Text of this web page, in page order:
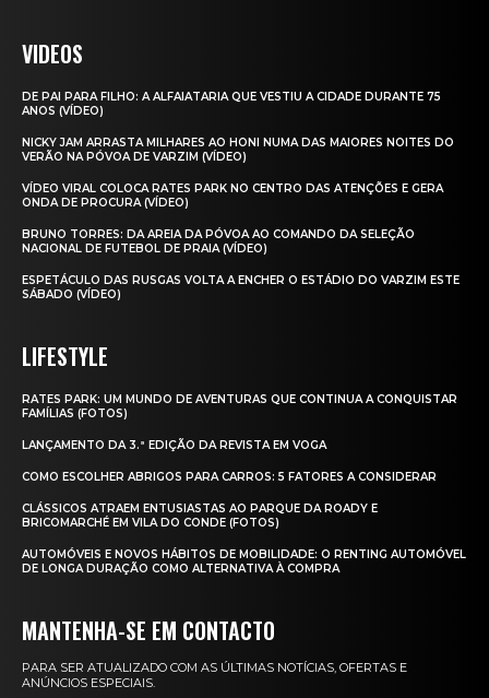
VIDEOS
DE PAI PARA FILHO: A ALFAIATARIA QUE VESTIU A CIDADE DURANTE 75
ANOS (VÍDEO)
NICKY JAM ARRASTA MILHARES AO HONI NUMA DAS MAIORES NOITES DO
VERÃO NA PÓVOA DE VARZIM (VÍDEO)
VÍDEO VIRAL COLOCA RATES PARK NO CENTRO DAS ATENÇÕES E GERA
ONDA DE PROCURA (VÍDEO)
BRUNO TORRES: DA AREIA DA PÓVOA AO COMANDO DA SELEÇÃO
NACIONAL DE FUTEBOL DE PRAIA (VÍDEO)
ESPETÁCULO DAS RUSGAS VOLTA A ENCHER O ESTÁDIO DO VARZIM ESTE
SÁBADO (VÍDEO)
LIFESTYLE
RATES PARK: UM MUNDO DE AVENTURAS QUE CONTINUA A CONQUISTAR
FAMÍLIAS (FOTOS)
LANÇAMENTO DA 3.ª EDIÇÃO DA REVISTA EM VOGA
COMO ESCOLHER ABRIGOS PARA CARROS: 5 FATORES A CONSIDERAR
CLÁSSICOS ATRAEM ENTUSIASTAS AO PARQUE DA ROADY E
BRICOMARCHÉ EM VILA DO CONDE (FOTOS)
AUTOMÓVEIS E NOVOS HÁBITOS DE MOBILIDADE: O RENTING AUTOMÓVEL
DE LONGA DURAÇÃO COMO ALTERNATIVA À COMPRA
MANTENHA-SE EM CONTACTO
PARA SER ATUALIZADO COM AS ÚLTIMAS NOTÍCIAS, OFERTAS E
ANÚNCIOS ESPECIAIS.